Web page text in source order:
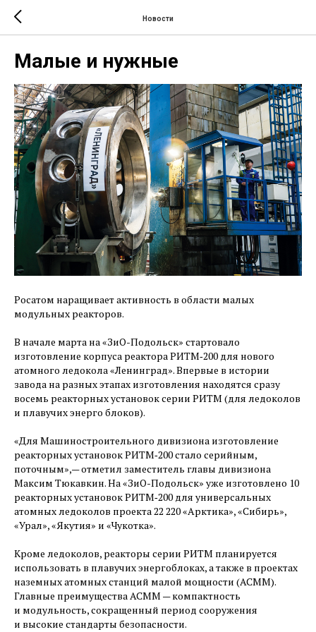
Новости
Малые и нужные
Росатом наращивает активность в области малых
модульных реакторов.
В начале марта на «ЗиО-Подольск» стартовало
изготовление корпуса реактора РИТМ‑200 для нового
атомного ледокола «Ленинград». Впервые в истории
завода на разных этапах изготовления находятся сразу
восемь реакторных установок серии РИТМ (для ледоколов
и плавучих энерго блоков).
«Для Машиностроительного дивизиона изготовление
реакторных установок РИТМ‑200 стало серийным,
поточным», — ​отметил заместитель главы дивизиона
Максим Тюкавкин. На «ЗиО-Подольск» уже изготовлено 10
реакторных установок РИТМ‑200 для универсальных
атомных ледоколов проекта 22 220 «Арктика», «Сибирь»,
«Урал», «Якутия» и «Чукотка».
Кроме ледоколов, реакторы серии РИТМ планируется
использовать в плавучих энергоблоках, а также в проектах
наземных атомных станций малой мощности (АСММ).
Главные преимущества АСММ — ​компактность
и модульность, сокращенный период сооружения
и высокие стандарты безопасности.